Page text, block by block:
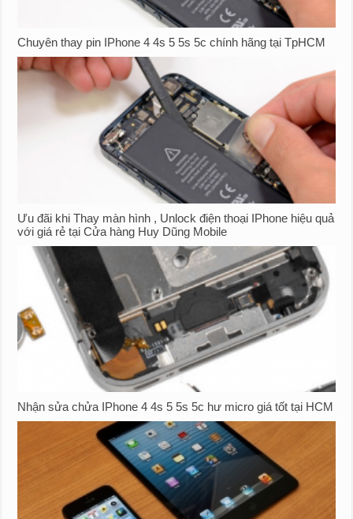
Chuyên thay pin IPhone 4 4s 5 5s 5c chính hãng tại TpHCM
Ưu đãi khi Thay màn hình , Unlock điện thoại IPhone hiệu quả
với giá rẻ tại Cửa hàng Huy Dũng Mobile
Nhận sửa chửa IPhone 4 4s 5 5s 5c hư micro giá tốt tại HCM